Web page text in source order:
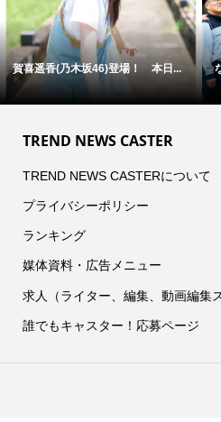
賀喜遥香(乃木坂46)登場！ 本日...
TREND NEWS CASTER
TREND NEWS CASTERについて
プライバシーポリシー
ランキング
媒体資料・広告メニュー
求人（ライター、編集、動画編集
誰でもキャスター！応募ページ